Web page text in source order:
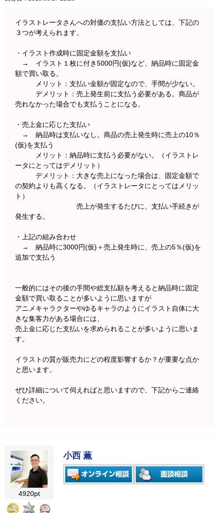
イラストレータさんへの対価の支払い方法としては、下記の
３つが考えられます。
・イラスト作成時に固定金額を支払い
→ イラスト１枚に付き5000円(仮)など、納品時に固定金
額で買い取る。
メリット：支払い金額が固定なので、手間が少ない。
デメリット：売上発生前に支払う必要がある。商品が
売れなかった場合でも支払うことになる。
・売上金に応じた支払い
→ 納品時は支払いなし。商品の売上発生時に売上の10％
(仮)を支払う
メリット：納品時に支払う必要がない。（イラストレ
ータにとってはデメリット）
デメリット：大きな売上になった場合は、固定金額で
の契約よりも高くなる。（イラストレータにとってはメリッ
ト）
売上が発生するたびに、支払い手続きが
発生する。
・上記の組み合わせ
→ 納品時に3000円(仮)＋売上発生時に、売上の5％(仮)を
追加で支払う
一般的にはその後の手間や総支払額を考えると納品時に固定
金額で買い取ることが多いように思いますが
アニメキャラクターやゆるキャラのようにイラスト自体に大
きな集客力がある場合には、
売上金に応じた支払いを求められることが多いように思いま
す。
イラストの質が販売力にどの程度影響するか？が重要な点か
と思います。
ぜひ詳細について伺えればと思いますので、下記からご連絡
ください。
4920pt
1
3 11
小西 薫